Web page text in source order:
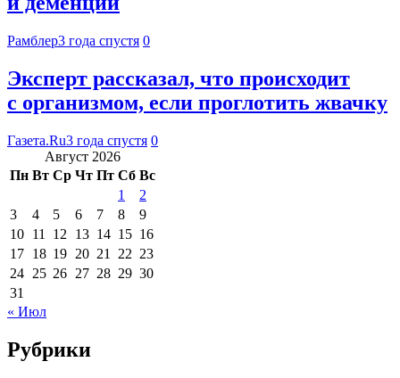
Рамблер3 года спустя 0
Эксперт рассказал, что происходит
с организмом, если проглотить жвачку
Газета.Ru3 года спустя 0
Август 2026
Пн Вт Ср Чт Пт Сб Вс
1
2
3
4 5 6 7 8
9
10 11 12 13 14 15 16
17 18 19 20 21 22 23
24 25 26 27 28 29 30
31
« Июл
Рубрики